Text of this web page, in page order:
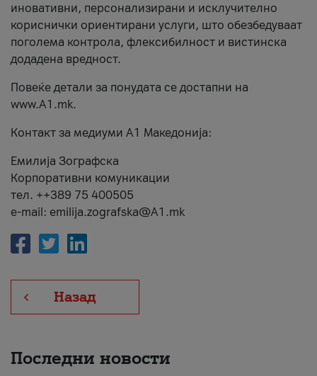
иновативни, персонализирани и исклучително
кориснички ориентирани услуги, што обезбедуваат
поголема контрола, флексибилност и вистинска
додадена вредност.
Повеќе детали за понудата се достапни на
www.А1.mk.
Контакт за медиуми А1 Македонија:
Емилија Зографска
Корпоративни комуникации
тел. ++389 75 400505
e-mail: emilija.zografska@A1.mk
Назад
Последни новости